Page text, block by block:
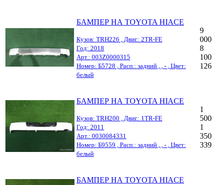
БАМПЕР НА TOYOTA HIACE
Кузов: TRH226 , Двиг.: 2TR-FE
Год: 2018
Арт.: 003Z0000315
Номер: Б5728 , Расп.: задний , , - , Цвет:
белый
9
000
8
100
126
БАМПЕР НА TOYOTA HIACE
Кузов: TRH200 , Двиг.: 1TR-FE
Год: 2011
Арт.: 0030084331
Номер: Б9559 , Расп.: задний , , - , Цвет:
белый
1
500
1
350
339
БАМПЕР НА TOYOTA HIACE